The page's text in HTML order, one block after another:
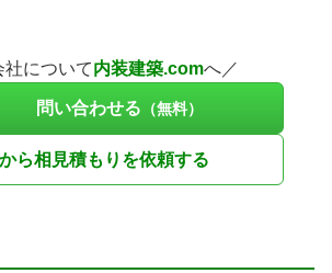
社について内装建築.comへ／
問い合わせる （無料）
ら相見積もりを依頼する